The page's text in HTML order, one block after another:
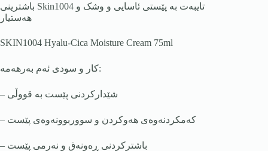
باشترینی Skin1004 تایبەت بە پێستی ئاسایی و وشک و
هەستیار
SKIN1004 Hyalu-Cica Moisture Cream 75ml
کار و سودی ئەم بەرهەمە:
– شێدارکردنی پێست بە قووڵی
– کەمکردنەوەی هەوکردن و سووربوونەوەی پێست
– باشترکردنی ڕەونەق و نەرمی پێست